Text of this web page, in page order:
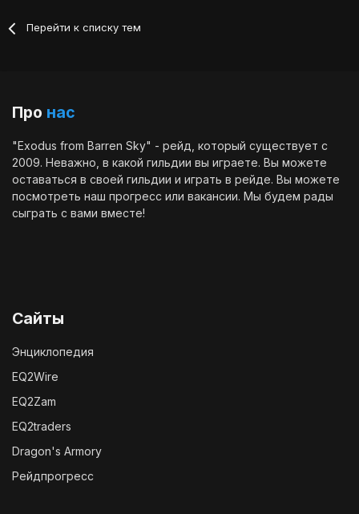
Перейти к списку тем
Про нас
"Exodus from Barren Sky" - рейд, который существует с
2009. Неважно, в какой гильдии вы играете. Вы можете
оставаться в своей гильдии и играть в рейде. Вы можете
посмотреть наш прогресс или вакансии. Мы будем рады
сыграть с вами вместе!
Сайты
Энциклопедия
EQ2Wire
EQ2Zam
EQ2traders
Dragon's Armory
Рейдпрогресс